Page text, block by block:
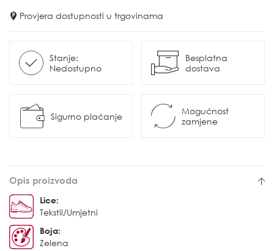
Provjera dostupnosti u trgovinama
Stanje:
Nedostupno
Besplatna
dostava
Sigurno plaćanje
Mogućnost
zamjene
Opis proizvoda
Lice:
Tekstil/Umjetni
Boja:
Zelena